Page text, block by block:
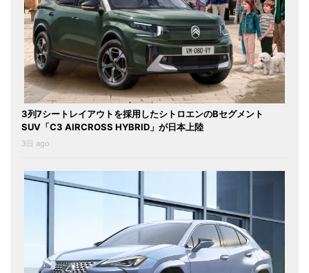
3列7シートレイアウトを採用したシトロエンのBセグメント
SUV「C3 AIRCROSS HYBRID」が日本上陸
3日 ago